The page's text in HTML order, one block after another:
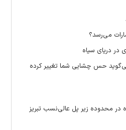
می‌رسد؟
در دریای سیاه
حس چشایی شما تغییر کرده
محدوده زیر پل عالی‌نسب تبریز